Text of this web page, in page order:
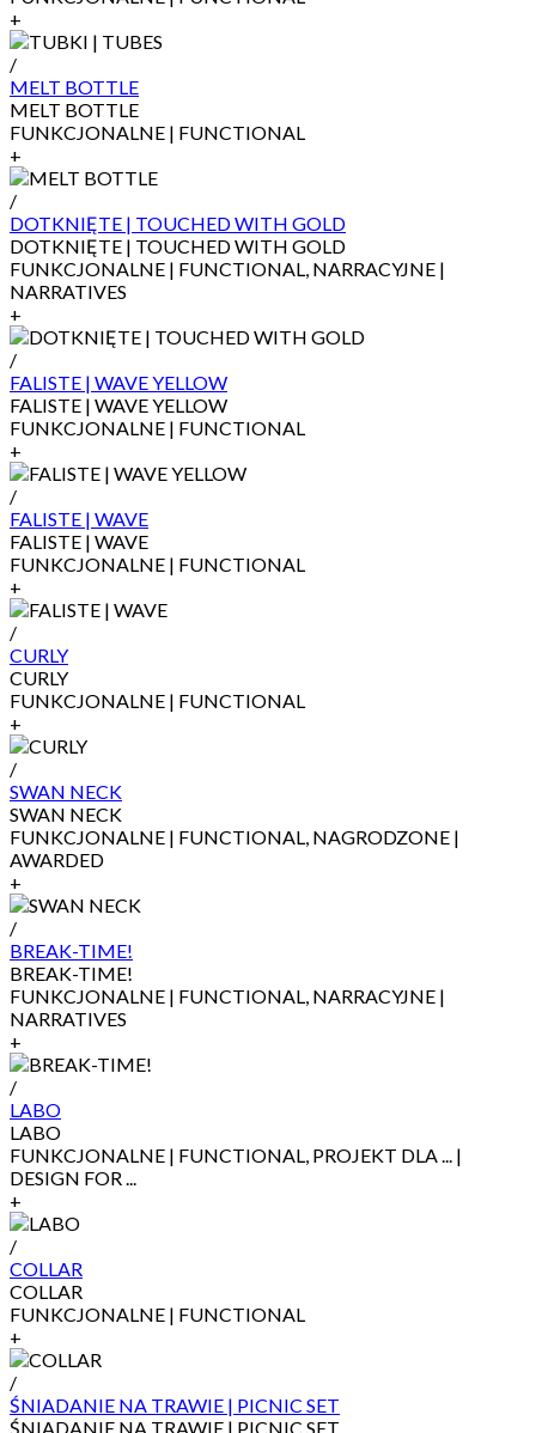
+
/
MELT BOTTLE
MELT BOTTLE
FUNKCJONALNE | FUNCTIONAL
+
/
DOTKNIĘTE | TOUCHED WITH GOLD
DOTKNIĘTE | TOUCHED WITH GOLD
FUNKCJONALNE | FUNCTIONAL, NARRACYJNE |
NARRATIVES
+
/
FALISTE | WAVE YELLOW
FALISTE | WAVE YELLOW
FUNKCJONALNE | FUNCTIONAL
+
/
FALISTE | WAVE
FALISTE | WAVE
FUNKCJONALNE | FUNCTIONAL
+
/
CURLY
CURLY
FUNKCJONALNE | FUNCTIONAL
+
/
SWAN NECK
SWAN NECK
FUNKCJONALNE | FUNCTIONAL, NAGRODZONE |
AWARDED
+
/
BREAK-TIME!
BREAK-TIME!
FUNKCJONALNE | FUNCTIONAL, NARRACYJNE |
NARRATIVES
+
/
LABO
LABO
FUNKCJONALNE | FUNCTIONAL, PROJEKT DLA ... |
DESIGN FOR ...
+
/
COLLAR
COLLAR
FUNKCJONALNE | FUNCTIONAL
+
/
ŚNIADANIE NA TRAWIE | PICNIC SET
ŚNIADANIE NA TRAWIE | PICNIC SET